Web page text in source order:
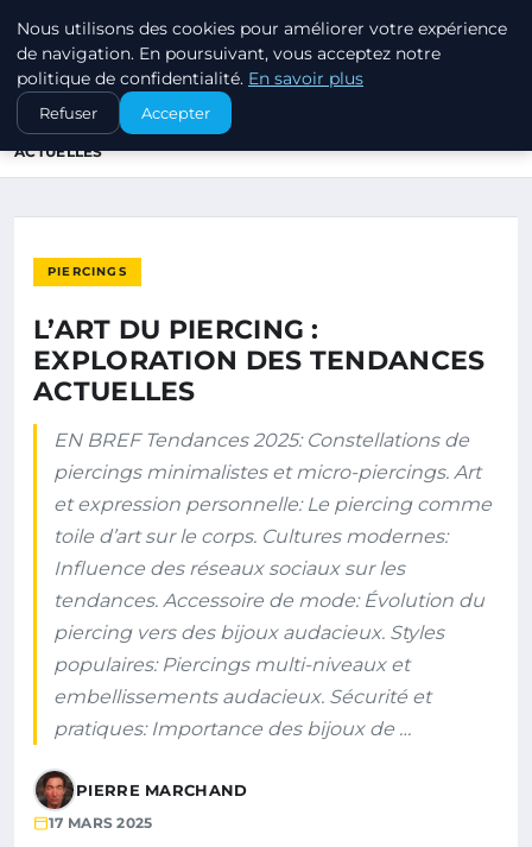
PIERCINGS ET PLUGS
ACCUEIL
PIERCINGS
L’ART DU PIERCING : EXPLORATION DES TENDANCES
ACTUELLES
PIERCINGS
L’ART DU PIERCING :
EXPLORATION DES TENDANCES
ACTUELLES
EN BREF Tendances 2025: Constellations de
piercings minimalistes et micro-piercings. Art
et expression personnelle: Le piercing comme
toile d’art sur le corps. Cultures modernes:
Influence des réseaux sociaux sur les
tendances. Accessoire de mode: Évolution du
piercing vers des bijoux audacieux. Styles
populaires: Piercings multi-niveaux et
embellissements audacieux. Sécurité et
pratiques: Importance des bijoux de …
PIERRE MARCHAND
17 MARS 2025
Nous utilisons des cookies pour améliorer votre expérience
de navigation. En poursuivant, vous acceptez notre
politique de confidentialité. En savoir plus
Refuser Accepter